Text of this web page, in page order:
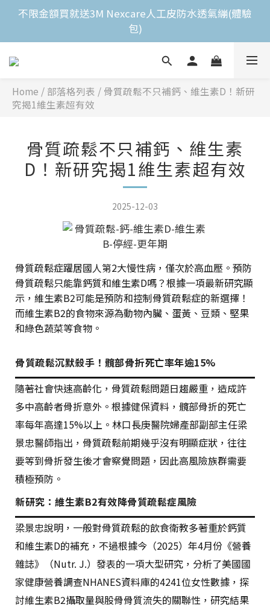
全館滿$2,000免運費
不限金額買就送3M Nexcare人工皮防水透氣繃(體驗
包)
全館滿$2,000免運費
Home / 部落格列表 / 骨質疏鬆不只補鈣、維生素D！新研
究揭1維生素超有效
骨質疏鬆不只補鈣、維生素
D！新研究揭1維生素超有效
2025-12-03
骨質疏鬆症躍居國人第2大慢性病，僅次於高血壓。預防
骨質疏鬆只能靠鈣質和維生素D嗎？根據一項最新研究顯
示，維生素B2可能是預防和控制骨質疏鬆症的新選擇！
而維生素B2的食物來源為動物內臟、蛋黃、豆類、堅果
和綠色蔬菜等食物。
骨質疏鬆沉默殺手！髖部骨折死亡率年逾15%
隨著社會快速高齡化，骨質疏鬆問題日趨嚴重，造成許
多中高齡者骨折意外。根據健保資料，髖部骨折的死亡
率每年高達15%以上。林口長庚醫院婦產部副部主任梁
景忠醫師指出，骨質疏鬆前期幾乎沒有明顯症狀，往往
要等到骨折發生後才會察覺問題，因此高風險族群需要
積極預防。
新研究：維生素B2有效降骨質疏鬆症風險
梁景忠說明，一般對骨質疏鬆的飲食衛教多著重於鈣質
和維生素D的補充，不過根據今（2025）年4月份《營養
雜誌》（Nutr. J.）發表的一項大型研究，分析了美國國
家健康營養調查NHANES資料庫的4241位女性數據，探
討維生素B2攝取量與股骨骨質流失的關聯性，研究結果